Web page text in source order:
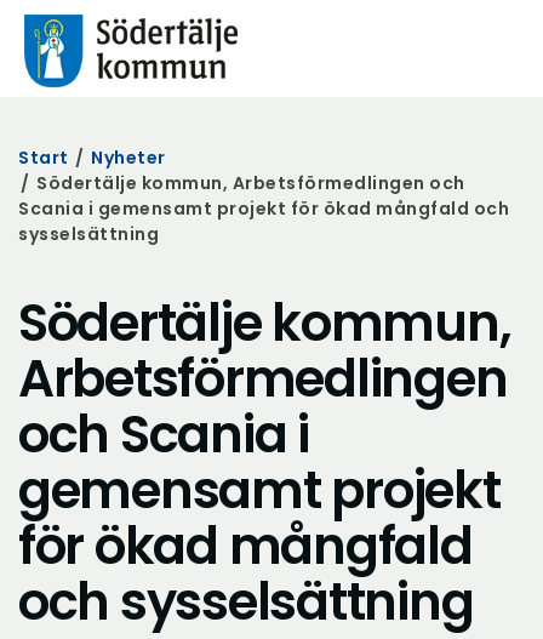
Start / Nyheter
/ Södertälje kommun, Arbetsförmedlingen och
Scania i gemensamt projekt för ökad mångfald och
sysselsättning
Södertälje kommun,
Arbetsförmedlingen
och Scania i
gemensamt projekt
för ökad mångfald
och sysselsättning